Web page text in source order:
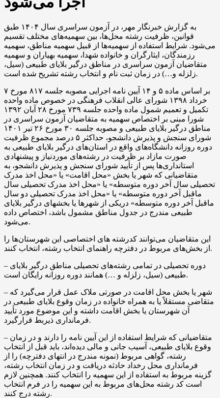
به گزارش خبرنگار مهر، در آزمون سراسری سال ۱۴۰۴ طبق
قوانین، ظرفیت رشته محل‌ها، بین سهمیه‌های مختلف تقسیم
می‌شود. شرایط استفاده از سهمیه‌ها از قبیل سهمیه مناطق، سهمیه
رزمندگان، ایثارگران و خانواده شهدا، سهمیه بهیاران و سهمیه
متقاضیان آزمون سراسری در مناطق درگیر بلایای طبیعی (سیل،
زلزله و…) در زمان ثبت نام و انتخاب رشته تشریح شده است.
بر اساس ماده ۵ و ۱۴ آیین نامه اجرایی مصوبه جلسه ۸۱۷ مورخ ۷
خرداد ۱۳۹۸ شورای عالی انقلاب فرهنگی در خصوص ماده واحده
تکمیل و تعمیم شمول ماده واحده جلسه ۷۳۹ مورخ ۲۸ آبان ۱۳۹۲
شورا مبنی بر اختصاص سهمیه به متقاضیان آزمون سراسری در
مناطق درگیر بلایای طبیعی و مصوبه جلسه ۳۰ مورخ ۲۶ تیر ۱۴۰۱
شورای سنجش و پذیرش دانشجو، حداکثر ۵ درصد مجموع ظرفیت
دوره روزانه دانشگاه‌های واقع در استان‌های درگیر بلایای طبیعی به
صورت مازاد بر ظرفیت در رشته‌های موردنیاز و پیشنهادی
استانداری‌ها پس از تأیید شورای سنجش و پذیرش دانشجو، به
متقاضیانی که شهر یا بخش «محل اقامت» یا «محل اخذ مدرک
تحصیلی سال آخر دوره متوسطه» یا «محل اخذ مدرک تحصیلی سال
ماقبل آخر دوره متوسطه» یا «محل اخذ مدرک تحصیلی دو سال
ماقبل آخر دوره متوسطه» دریکی از شهرها یا بخشهای درگیر بلایای
طبیعی مندرج در جدول مناطق مشمول باشد، اختصاص داده
می‌شود.
این متقاضیان می‌توانند کدرشته های اختصاصی این شهرستان‌ها را
از بخش‌های مربوط در دفترچه راهنمای انتخاب رشته، انتخاب کنند.
– دوره تحصیلی در تمامی رشته‌های تحصیلی مناطق درگیر بلایای
طبیعی (سیل، زلزله و …) همانند دوره روزانه رایگان است.
– شهر یا بخش محل اقامت در صورتی ملاک عمل قرار می‌گیرد که
متقاضی مستقلاً یا به همراه خانواده در زمان وقوع بلایای طبیعی در
آن شهرستان یا بخش اقامت داشته و این موضوع مورد تأیید
فرمانداری ذیربط قرارگیرد.
– متقاضیانی که شرایط استفاده از این آیین نامه را دارند و در زمان
وقوع بلایای طبیعی، آسیب جانی و مالی دیده‌اند، باید قبل از انتخاب
رشته، گواهی مربوط (نمونه مندرج در انتهای دفترچه) را از
فرمانداری محل رخداد حادثه دریافت و در زمان انتخاب رشته،
گزینه مربوط به استفاده از این سهمیه را انتخاب کنند. همچنین لازم
است کد رشته محل‌های مربوط به این سهمیه را در فرم انتخاب
رشته درج کنند.